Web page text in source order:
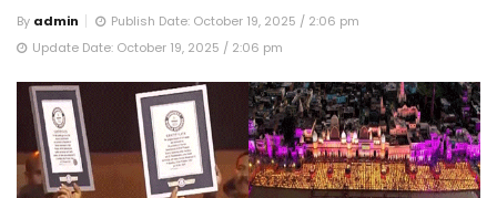
By admin
Publish Date: October 19, 2025 / 2:06 pm
Update Date: October 19, 2025 / 2:06 pm